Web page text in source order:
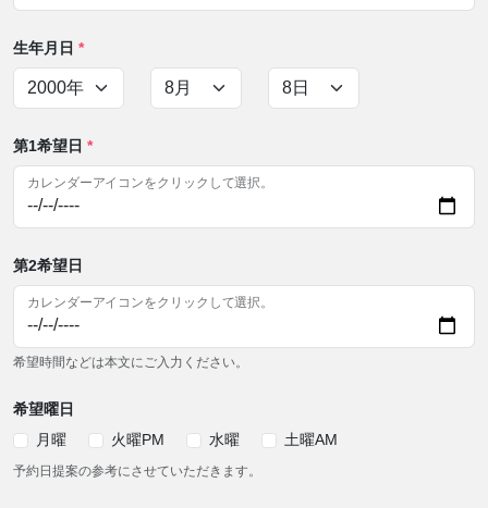
生年月日 *
第1希望日 *
カレンダーアイコンをクリックして選択。
第2希望日
カレンダーアイコンをクリックして選択。
希望時間などは本文にご入力ください。
希望曜日
月曜
火曜PM 水曜 土曜AM
予約日提案の参考にさせていただきます。